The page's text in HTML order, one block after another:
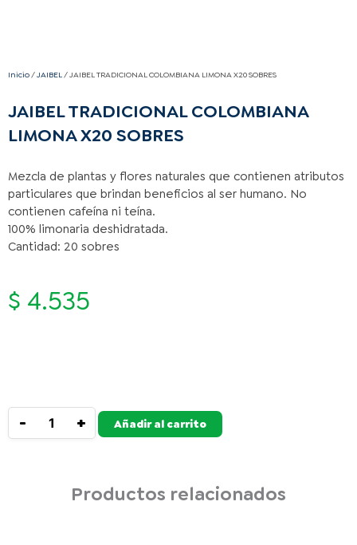
Inicio/JAIBEL/ JAIBEL TRADICIONAL COLOMBIANA LIMONA X20 SOBRES
JAIBEL TRADICIONAL COLOMBIANA
LIMONA X20 SOBRES
Mezcla de plantas y flores naturales que contienen atributos
particulares que brindan beneficios al ser humano. No
contienen cafeína ni teína.
100% limonaria deshidratada.
Cantidad: 20 sobres
$ 4.535
COLOMBIANA
LIMONA
- + Añadir al carrito
Productos relacionados